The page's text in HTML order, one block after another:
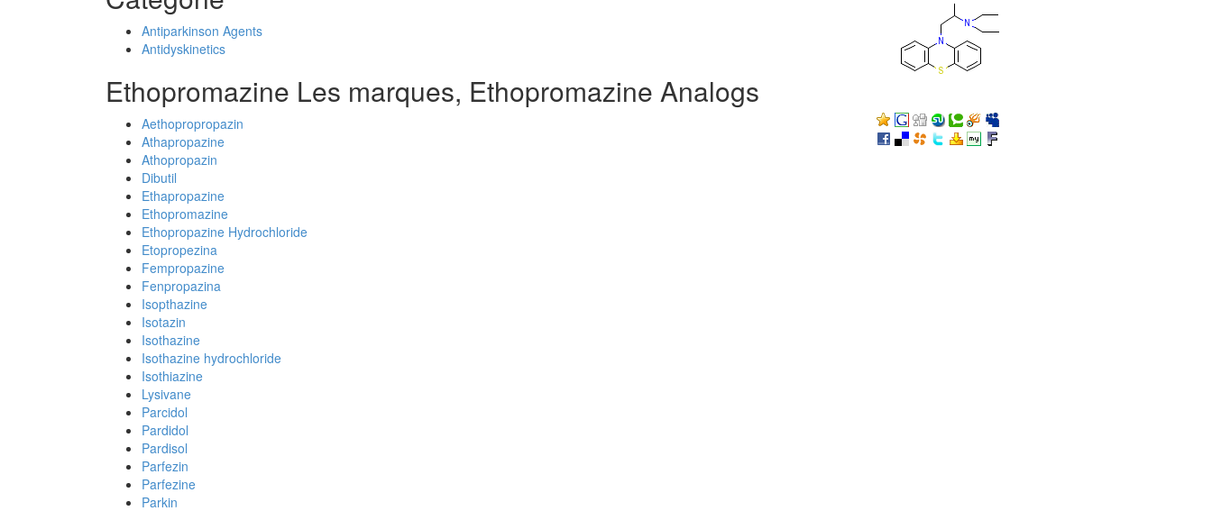
Antiparkinson Agents
Antidyskinetics
Ethopromazine Les marques, Ethopromazine Analogs
Aethopropropazin
Athapropazine
Athopropazin
Dibutil
Ethapropazine
Ethopromazine
Ethopropazine Hydrochloride
Etopropezina
Fempropazine
Fenpropazina
Isopthazine
Isotazin
Isothazine
Isothazine hydrochloride
Isothiazine
Lysivane
Parcidol
Pardidol
Pardisol
Parfezin
Parfezine
Parkin